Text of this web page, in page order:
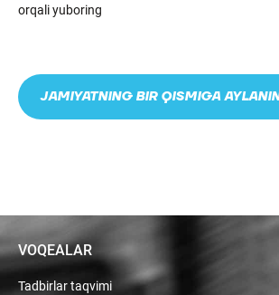
orqali yuboring
JAMIYATNING BIR QISMIGA
VOQEALAR
Tadbirlar taqvimi